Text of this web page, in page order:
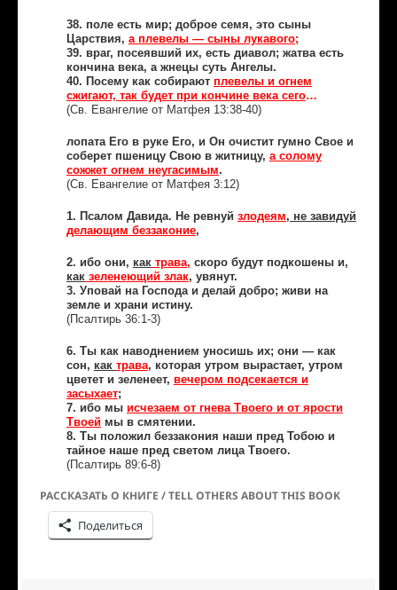
38. поле есть мир; доброе семя, это сыны
Царствия, а плевелы — сыны лукавого;
39. враг, посеявший их, есть диавол; жатва есть
кончина века, а жнецы суть Ангелы.
40. Посему как собирают плевелы и огнем
сжигают, так будет при кончине века сего…
(Св. Евангелие от Матфея 13:38-40)
лопата Его в руке Его, и Он очистит гумно Свое и
соберет пшеницу Свою в житницу, а солому
сожжет огнем неугасимым.
(Св. Евангелие от Матфея 3:12)
1. Псалом Давида. Не ревнуй злодеям, не завидуй
делающим беззаконие,
2. ибо они, кактрава, скоро будут подкошены и,
какзеленеющий злак, увянут.
3. Уповай на Господа и делай добро; живи на
земле и храни истину.
(Псалтирь 36:1-3)
6. Ты как наводнением уносишь их; они — как
сон, как трава, которая утром вырастает, утром
цветет и зеленеет, вечером подсекается и
засыхает;
7. ибо мы исчезаем от гнева Твоего и от ярости
Твоеймы в смятении.
8. Ты положил беззакония наши пред Тобою и
тайное наше пред светом лица Твоего.
(Псалтирь 89:6-8)
РАССКАЗАТЬ О КНИГЕ / TELL OTHERS ABOUT THIS BOOK
Поделиться